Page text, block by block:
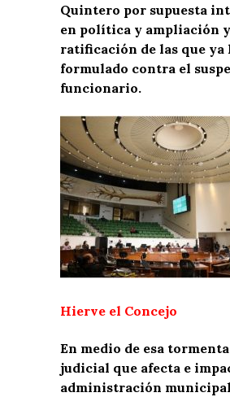
Quintero por supuesta
en política y ampliación y
ratificación de las que ya
formulado contra el
funcionario.
Hierve el Concejo
En medio de esa
judicial que afecta e
administración